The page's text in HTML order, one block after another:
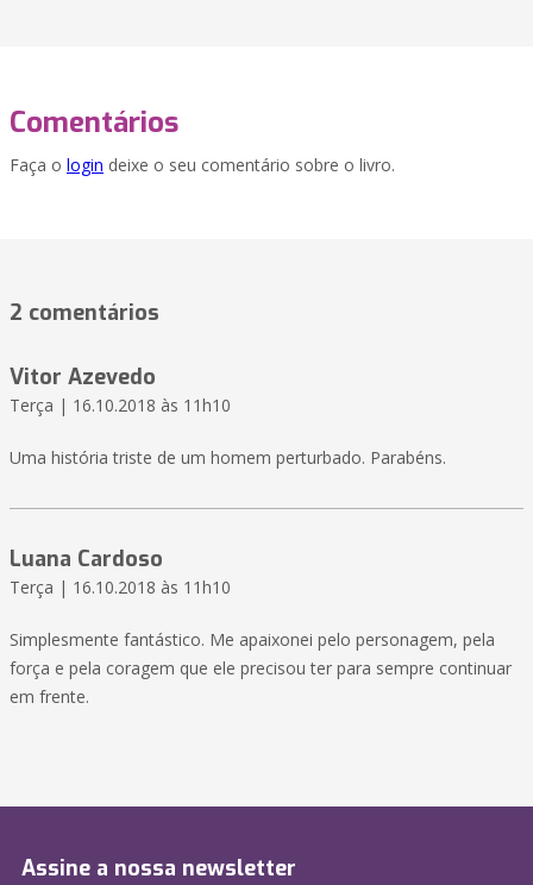
Comentários
Faça o login deixe o seu comentário sobre o livro.
2 comentários
Vitor Azevedo
Terça | 16.10.2018 às 11h10
Uma história triste de um homem perturbado. Parabéns.
Luana Cardoso
Terça | 16.10.2018 às 11h10
Simplesmente fantástico. Me apaixonei pelo personagem, pela
força e pela coragem que ele precisou ter para sempre continuar
em frente.
Assine a nossa newsletter